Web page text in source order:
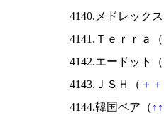
4140.メドレック
4141.Ｔｅｒｒａ（
4142.エードット（
4143.ＪＳＨ（ ＋ ＋
4144.韓国ベア（ ↑ ↑